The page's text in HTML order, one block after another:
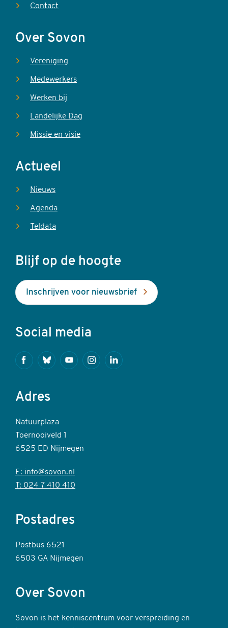
Contact
Over Sovon
Vereniging
Medewerkers
Werken bij
Landelijke Dag
Missie en visie
Actueel
Nieuws
Agenda
Teldata
Blijf op de hoogte
Inschrijven voor nieuwsbrief
Social media
FacebookBlueskyYoutubeInstagramLinkedin
Adres
Natuurplaza
Toernooiveld 1
6525 ED Nijmegen
E: info@sovon.nl
T: 024 7 410 410
Postadres
Postbus 6521
6503 GA Nijmegen
Over Sovon
Sovon is het kenniscentrum voor verspreiding en